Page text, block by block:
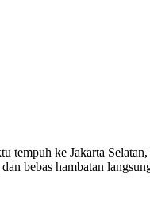
tempuh ke Jakarta
bebas hambatan